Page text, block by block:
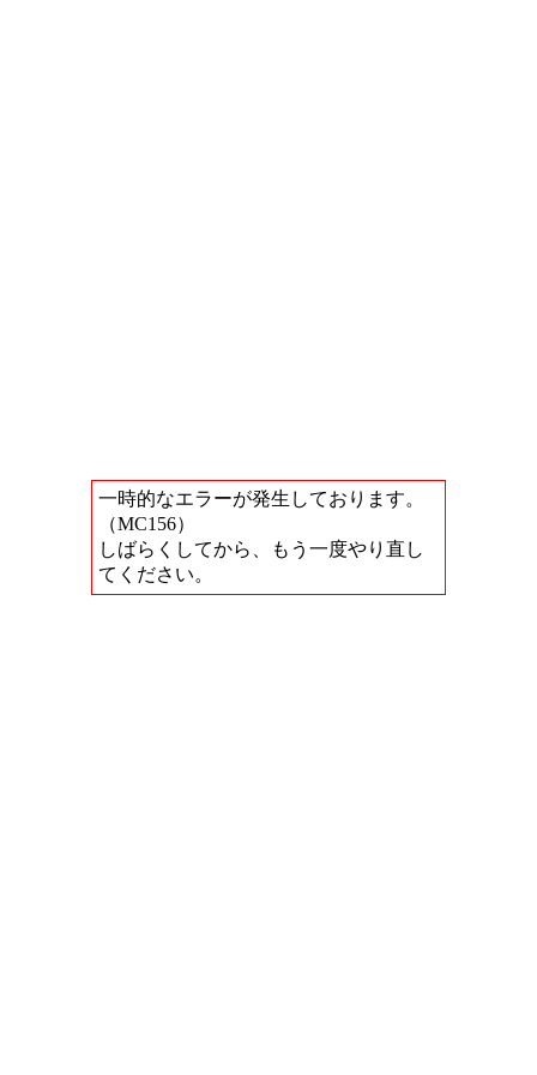
一時的なエラーが発生しております。
（MC156）
しばらくしてから、もう一度やり直し
てください。